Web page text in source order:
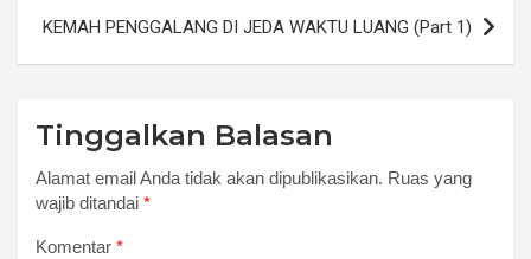
KEMAH PENGGALANG DI JEDA WAKTU LUANG (Part 1)
Tinggalkan Balasan
Alamat email Anda tidak akan dipublikasikan. Ruas yang
wajib ditandai *
Komentar *